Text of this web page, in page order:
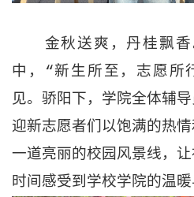
金秋送爽，丹桂飘香
中，“新生所至，志愿所
见。骄阳下，学院全体辅
迎新志愿者们以饱满的热
一道亮丽的校园风景线，
时间感受到学校学院的温暖